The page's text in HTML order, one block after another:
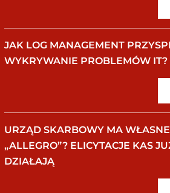
JAK LOG MANAGEMENT
WYKRYWANIE PROBLEMÓW IT?
URZĄD SKARBOWY MA WŁASNE
„ALLEGRO”? ELICYTACJE KAS
DZIAŁAJĄ